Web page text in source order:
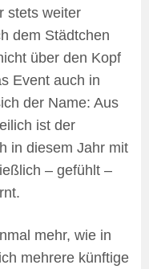
stets weiter
dem Städtchen
über den Kopf
Event auch in
der Name: Aus
ist der
in diesem Jahr mit
– gefühlt –
mehr, wie in
mehrere künftige